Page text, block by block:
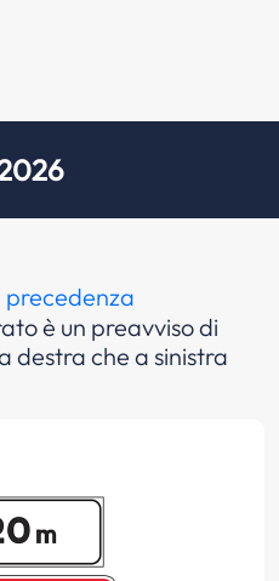
precedenza
è un preavviso di
destra che a sinistra